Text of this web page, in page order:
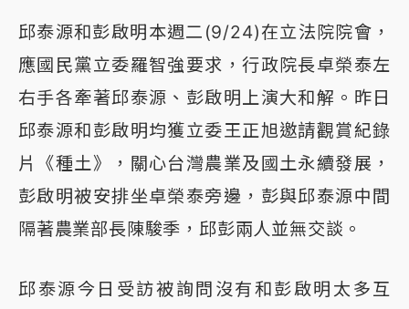
邱泰源和彭啟明本週二(9/24)在立法院院會，
應國民黨立委羅智強要求，行政院長卓榮泰左
右手各牽著邱泰源、彭啟明上演大和解。昨日
邱泰源和彭啟明均獲立委王正旭邀請觀賞紀錄
片《種土》，關心台灣農業及國土永續發展，
彭啟明被安排坐卓榮泰旁邊，彭與邱泰源中間
隔著農業部長陳駿季，邱彭兩人並無交談。
邱泰源今日受訪被詢問沒有和彭啟明太多互